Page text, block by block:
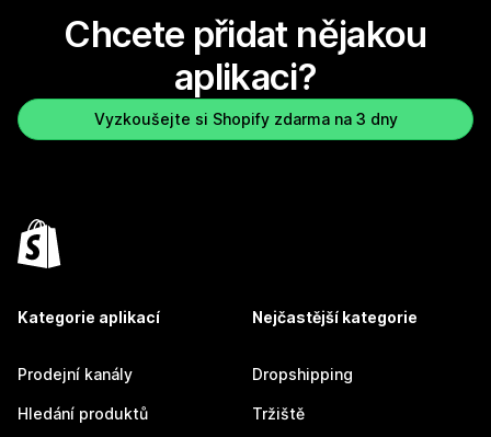
Chcete přidat nějakou
aplikaci?
Vyzkoušejte si Shopify zdarma na 3 dny
Kategorie aplikací
Prodejní kanály
Hledání produktů
Nejčastější kategorie
Dropshipping
Tržiště